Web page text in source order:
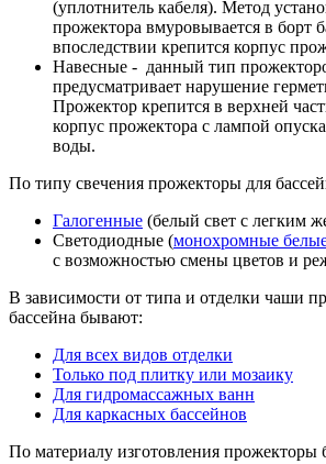
(уплотнитель кабеля). Метод
прожектора вмуровывается в борт
впоследствии крепится корпус
Навесные - данный тип
предусматривает нарушение
Прожектор крепится в верхней
корпус прожектора с лампой
воды.
По типу свечения прожекторы для
Галогенные (белый свет с легким
Светодиодные (монохромные
с возможностью смены цветов и
В зависимости от типа и отделки чаши
бассейна бывают:
Для всех видов отделки
Только под плитку или мозаику
Для гидромассажных ванн
Для каркасных бассейнов
По материалу изготовления прожекторы